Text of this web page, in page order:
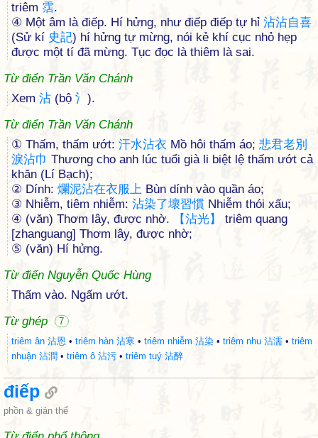
triêm 霑.
④ Một âm là điếp. Hí hửng, như điếp điếp tự hỉ 沾沾自喜
(Sử kí 史記) hí hửng tự mừng, nói kẻ khí cục nhỏ hẹp
được một tí đã mừng. Tục đọc là thiêm là sai.
Từ điển Trần Văn Chánh
Xem 沾 (bộ 氵 ).
Từ điển Trần Văn Chánh
① Thấm, thấm ướt: 汗水沾衣 Mồ hôi thấm áo; 悲君老別
淚沾巾 Thương cho anh lúc tuổi già li biệt lệ thấm ướt cả
khăn (Lí Bạch);
② Dính: 爛泥沾在衣服上 Bùn dính vào quần áo;
③ Nhiễm, tiêm nhiễm: 沾染了壞習慣 Nhiễm thói xấu;
④ (văn) Thơm lây, được nhờ.
【沾光】
triêm quang
[zhanguang] Thơm lây, được nhờ;
⑤ (văn) Hí hửng.
Từ điển Nguyễn Quốc Hùng
Thấm vào. Ngấm ướt.
Từ ghép
7
triêm ân 沾恩 • triêm hàn 沾寒 • triêm nhiễm 沾染 • triêm nhu 沾濡 • triêm
nhuận 沾潤 • triêm ô 沾污 • triêm tuý 沾醉
điếp
phồn & giản thể